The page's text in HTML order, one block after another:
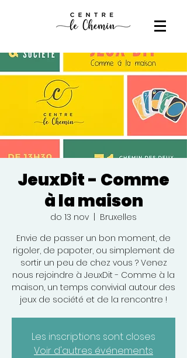
JeuxDit - Comme
à la maison
do 13 nov
Bruxelles
Envie de passer un bon moment, de
rigoler, de papoter, ou simplement de
sortir un peu de chez vous ? Venez
nous rejoindre à JeuxDit - Comme à la
maison, un temps convivial autour des
jeux de société et de la rencontre !
Les inscriptions sont closes
Voir d'autres événements